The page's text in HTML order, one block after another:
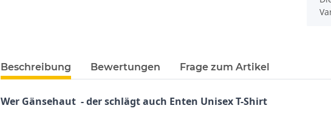
Beschreibung Bewertungen Frage zum Artikel
Wer Gänsehaut  - der schlägt auch Enten Unisex T-Shirt